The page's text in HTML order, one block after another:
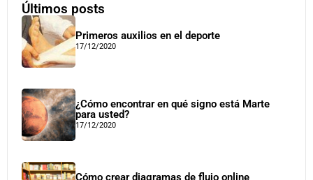
Últimos posts
Primeros auxilios en el deporte
17/12/2020
¿Cómo encontrar en qué signo está Marte
para usted?
17/12/2020
Cómo crear diagramas de flujo online